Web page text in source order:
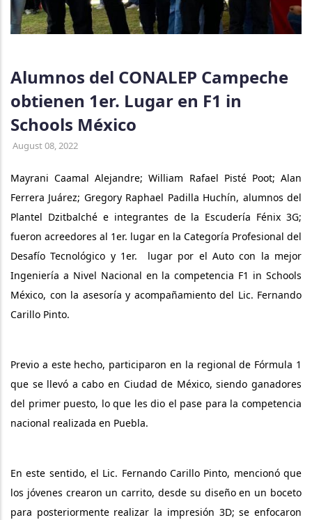
Alumnos del CONALEP Campeche
obtienen 1er. Lugar en F1 in
Schools México
August 08, 2022
Mayrani Caamal Alejandre; William Rafael Pisté Poot; Alan
Ferrera Juárez; Gregory Raphael Padilla Huchín, alumnos del
Plantel Dzitbalché e integrantes de la Escudería Fénix 3G;
fueron acreedores al 1er. lugar en la Categoría Profesional del
Desafío Tecnológico y 1er. lugar por el Auto con la mejor
Ingeniería a Nivel Nacional en la competencia F1 in Schools
México, con la asesoría y acompañamiento del Lic. Fernando
Carillo Pinto.
Previo a este hecho, participaron en la regional de Fórmula 1
que se llevó a cabo en Ciudad de México, siendo ganadores
del primer puesto, lo que les dio el pase para la competencia
nacional realizada en Puebla.
En este sentido, el Lic. Fernando Carillo Pinto, mencionó que
los jóvenes crearon un carrito, desde su diseño en un boceto
para posteriormente realizar la impresión 3D; se enfocaron